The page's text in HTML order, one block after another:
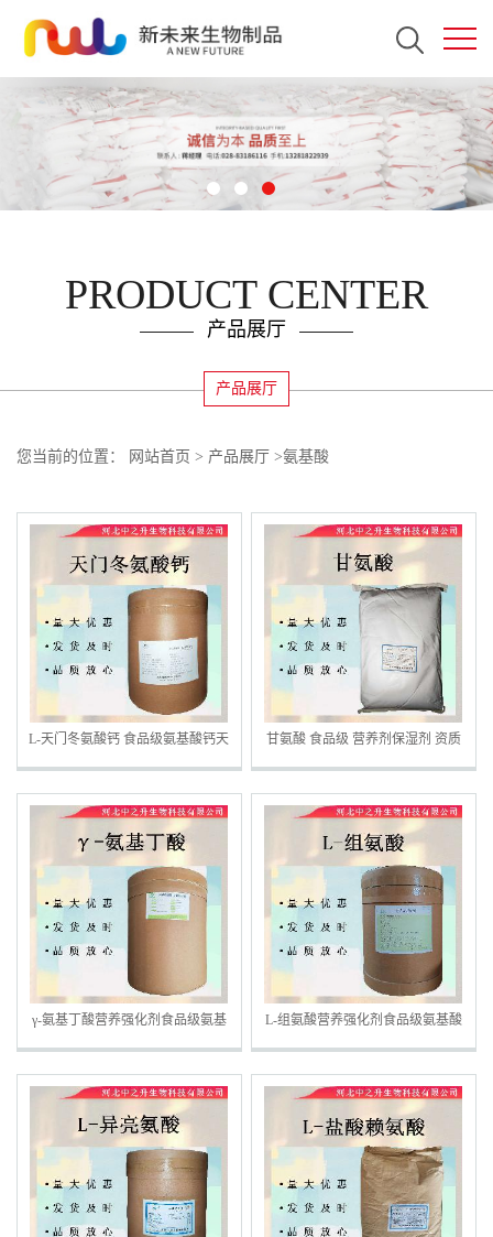
PRODUCT CENTER
产品展厅
产品展厅
您当前的位置： 网站首页 > 产品展厅 >氨基酸
L-天门冬氨酸钙 食品级氨基酸钙天
门冬氨酸螯合钙
甘氨酸 食品级 营养剂保湿剂 资质
齐全华阳 氨基乙酸 正品
γ-氨基丁酸营养强化剂食品级氨基
酸γ-氨基丁酸
L-组氨酸营养强化剂食品级氨基酸
组氨酸盐酸盐